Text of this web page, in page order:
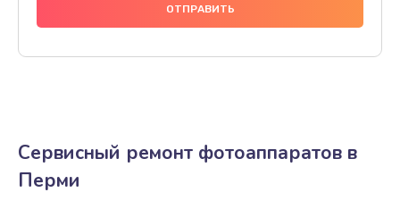
Замена / ремонт инфракрасного датчика
1800 руб.
Сервисный ремонт фотоаппаратов в
Перми